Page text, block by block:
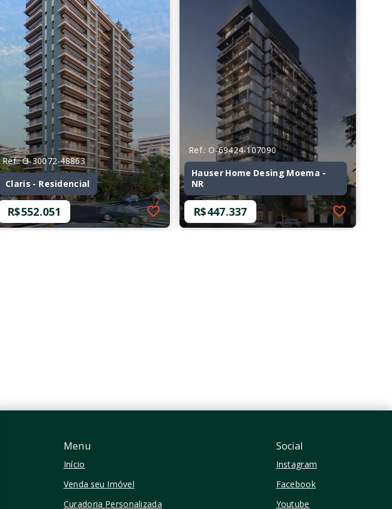
Ref.: O-30072-48863
Claris - Residencial
R$552.051
Ref.: O-69424-107090
Hauser Home Desing Moema -
NR
R$447.337
Menu
Início
Venda seu Imóvel
Curadoria Personalizada
Social
Instagram
Facebook
Youtube